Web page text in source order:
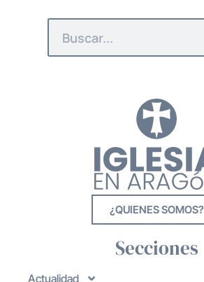
¿QUIENES SOMOS?
Secciones
Actualidad